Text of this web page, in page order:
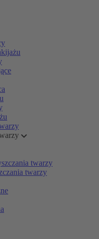
twarzy
twarzy